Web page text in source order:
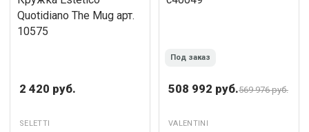
2 420 руб.
SELETTI
Под заказ
508 992 руб.569 976 руб.
VALENTINI